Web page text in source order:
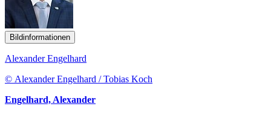
Bildinformationen
Alexander Engelhard
© Alexander Engelhard / Tobias Koch
Engelhard, Alexander